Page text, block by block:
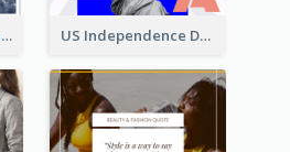
Winter Solstice Instagram Post US Independence Day Instagram Post